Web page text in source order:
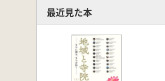
最近見た本